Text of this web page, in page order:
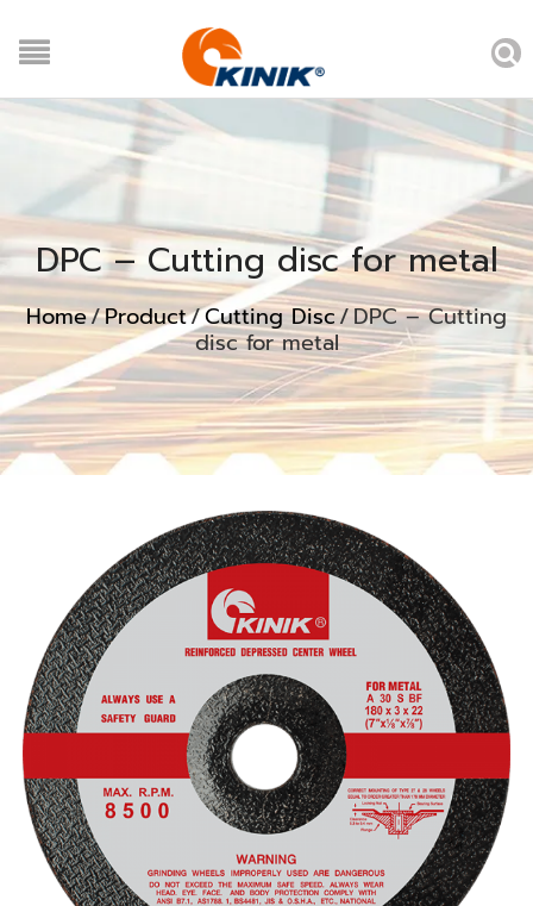
DPC – Cutting disc for metal
Home/Product/Cutting Disc/DPC – Cutting
disc for metal